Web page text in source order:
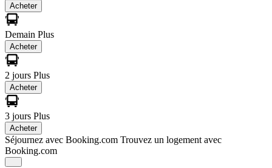
Acheter
Demain Plus
Acheter
2 jours Plus
Acheter
3 jours Plus
Acheter
Séjournez avec Booking.com Trouvez un logement avec
Booking.com